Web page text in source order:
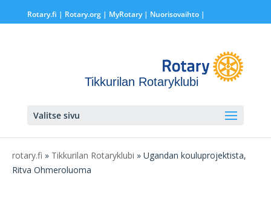
Rotary.fi | Rotary.org| MyRotary | Nuorisovaihto|
Tikkurilan Rotaryklubi
Valitse sivu
rotary.fi » Tikkurilan Rotaryklubi » Ugandan kouluprojektista,
Ritva Ohmeroluoma